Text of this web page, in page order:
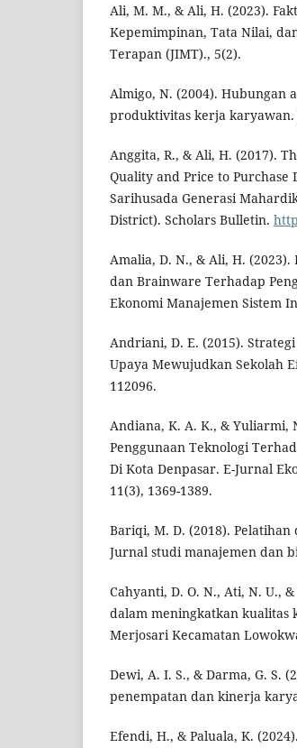
Ali, M. M., & Ali, H. (2023).
Kepemimpinan, Tata Nilai,
Terapan (JIMT)., 5(2).
Almigo, N. (2004). Hubungan
produktivitas kerja karyawan.
Anggita, R., & Ali, H. (2017).
Quality and Price to Purchase
Sarihusada Generasi
District). Scholars Bulletin.
Amalia, D. N., & Ali, H.
dan Brainware Terhadap
Ekonomi Manajemen Sistem
Andriani, D. E. (2015).
Upaya Mewujudkan Sekolah
112096.
Andiana, K. A. K., & Yuliarmi,
Penggunaan Teknologi
Di Kota Denpasar. E-Jurnal
11(3), 1369-1389.
Bariqi, M. D. (2018).
Jurnal studi manajemen dan
Cahyanti, D. O. N., Ati, N. U.,
dalam meningkatkan
Merjosari Kecamatan
Dewi, A. I. S., & Darma, G. S.
penempatan dan kinerja
Efendi, H., & Paluala, K.